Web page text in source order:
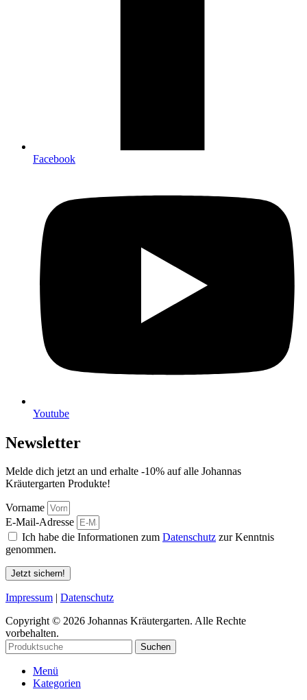
Facebook
Youtube
Newsletter
Melde dich jetzt an und erhalte -10% auf alle Johannas
Kräutergarten Produkte!
Vorname
E-Mail-Adresse
Ich habe die Informationen zum Datenschutz zur Kenntnis
genommen.
Jetzt sichern!
Impressum | Datenschutz
Copyright © 2026 Johannas Kräutergarten. Alle Rechte
vorbehalten.
Suchen
Menü
Kategorien